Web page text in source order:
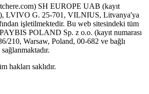
SH EUROPE UAB (kayıt
LVIVO G. 25-701, VILNIUS, Litvanya'ya
işletilmektedir. Bu web sitesindeki tüm
POLAND Sp. z o.o. (kayıt numarası
210, Warsaw, Poland, 00-682 ve bağlı
hakları saklıdır.